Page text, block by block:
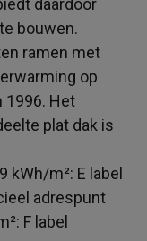
daardoor
bouwen.
ramen met
op
1996. Het
plat dak is
kWh/m²: E label
adrespunt
F label